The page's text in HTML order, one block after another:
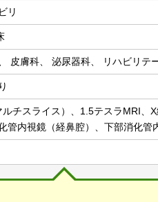
リ
皮膚科、 泌尿器科、 リハビリテ
チスライス）、1.5テスラMRI、
管内視鏡（経鼻腔）、下部消化